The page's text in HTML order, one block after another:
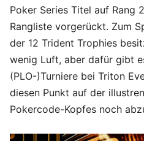
Poker Series Titel auf Rang
Rangliste vorgerückt. Zum
der 12 Trident Trophies
wenig Luft, aber dafür gibt
(PLO-)Turniere bei Triton
diesen Punkt auf der
Pokercode-Kopfes noch